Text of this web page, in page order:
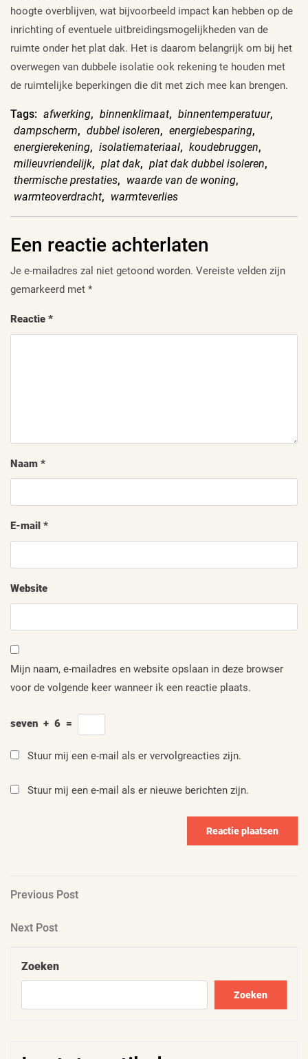
hoogte overblijven, wat bijvoorbeeld impact kan hebben op de
inrichting of eventuele uitbreidingsmogelijkheden van de
ruimte onder het plat dak. Het is daarom belangrijk om bij het
overwegen van dubbele isolatie ook rekening te houden met
de ruimtelijke beperkingen die dit met zich mee kan brengen.
Tags: afwerking, binnenklimaat, binnentemperatuur,
dampscherm, dubbel isoleren, energiebesparing,
energierekening, isolatiemateriaal, koudebruggen,
milieuvriendelijk, plat dak, plat dak dubbel isoleren,
thermische prestaties, waarde van de woning,
warmteoverdracht, warmteverlies
Een reactie achterlaten
Je e-mailadres zal niet getoond worden. Vereiste velden zijn
gemarkeerd met *
Reactie *
Naam *
E-mail *
Website
Mijn naam, e-mailadres en website opslaan in deze browser
voor de volgende keer wanneer ik een reactie plaats.
seven + 6 =
Stuur mij een e-mail als er vervolgreacties zijn.
Stuur mij een e-mail als er nieuwe berichten zijn.
Berichtnavigatie
Previous
Previous Post
Next
Next Post
Zoeken
Zoeken